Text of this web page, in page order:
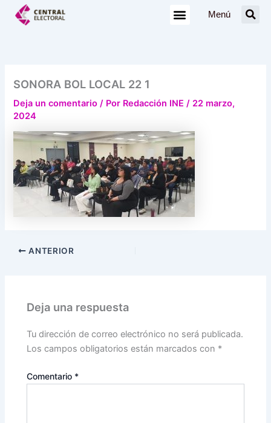
Menú
SONORA BOL LOCAL 22 1
Deja un comentario / Por Redacción INE/ 22 marzo,
2024
ANTERIOR
Deja una respuesta
Tu dirección de correo electrónico no será publicada.
Los campos obligatorios están marcados con *
Comentario *